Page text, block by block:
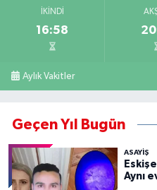
İKINDI
16:58
Aylık Vakitler
Geçen Yıl Bugün
ASAYİŞ
Aynı